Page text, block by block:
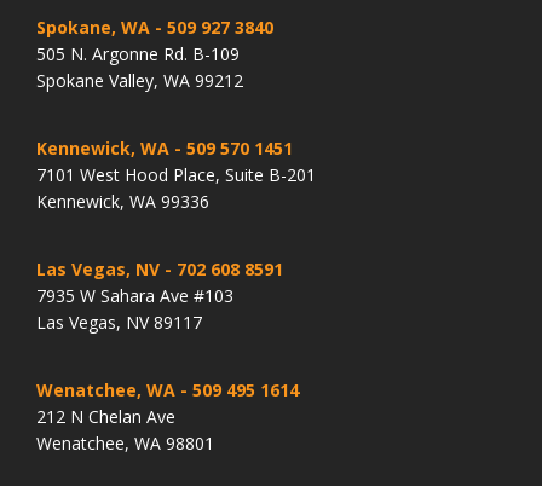
Spokane, WA - 509 927 3840
505 N. Argonne Rd. B-109
Spokane Valley, WA 99212
Kennewick, WA - 509 570 1451
7101 West Hood Place, Suite B-201
Kennewick, WA 99336
Las Vegas, NV - 702 608 8591
7935 W Sahara Ave #103
Las Vegas, NV 89117
Wenatchee, WA - 509 495 1614
212 N Chelan Ave
Wenatchee, WA 98801